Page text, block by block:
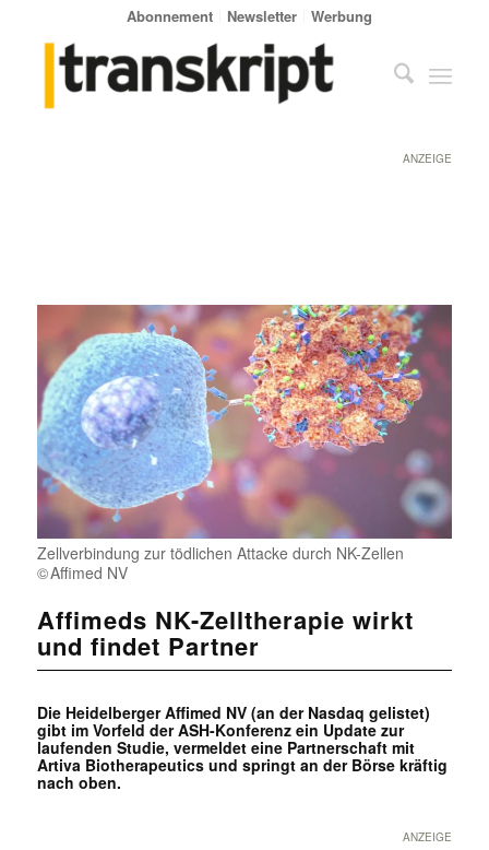
Abonnement Newsletter Werbung
ANZEIGE
Zellverbindung zur tödlichen Attacke durch NK-Zellen
Affimed NV
Affimeds NK-Zelltherapie wirkt
und findet Partner
Die Heidelberger Affimed NV (an der Nasdaq gelistet)
gibt im Vorfeld der ASH-Konferenz ein Update zur
laufenden Studie, vermeldet eine Partnerschaft mit
Artiva Biotherapeutics und springt an der Börse kräftig
nach oben.
ANZEIGE